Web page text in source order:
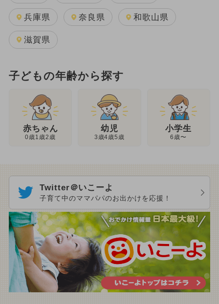
兵庫県 奈良県 和歌山県
滋賀県
子どもの年齢から探す
赤ちゃん
0歳1歳2歳
幼児
3歳4歳5歳
小学生
6歳〜
Twitter＠いこーよ
子育て中のママパパのお出かけを応援！